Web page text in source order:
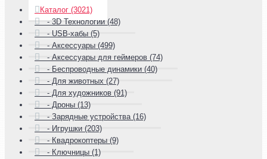
Каталог (3021)
- 3D Технологии (48)
- USB-хабы (5)
- Аксессуары (499)
- Аксессуары для геймеров (74)
- Беспроводные динамики (40)
- Для животных (27)
- Для художников (91)
- Дроны (13)
- Зарядные устройства (16)
- Игрушки (203)
- Квадрокоптеры (9)
- Ключницы (1)